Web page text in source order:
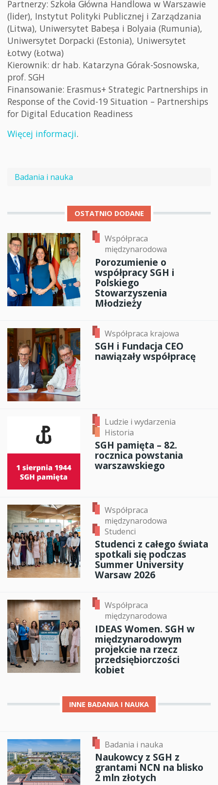
Partnerzy: Szkoła Główna Handlowa w Warszawie
(lider), Instytut Polityki Publicznej i Zarządzania
(Litwa), Uniwersytet Babeșa i Bolyaia (Rumunia),
Uniwersytet Dorpacki (Estonia), Uniwersytet
Łotwy (Łotwa)
Kierownik: dr hab. Katarzyna Górak-Sosnowska,
prof. SGH
Finansowanie: Erasmus+ Strategic Partnerships in
Response of the Covid-19 Situation – Partnerships
for Digital Education Readiness
Więcej informacji.
Badania i nauka
OSTATNIO DODANE
Współpraca
międzynarodowa
Porozumienie o
współpracy SGH i
Polskiego
Stowarzyszenia
Młodzieży
Współpraca krajowa
SGH i Fundacja CEO
nawiązały współpracę
Ludzie i wydarzenia
Historia
SGH pamięta – 82.
rocznica powstania
warszawskiego
Współpraca
międzynarodowa
Studenci
Studenci z całego świata
spotkali się podczas
Summer University
Warsaw 2026
Współpraca
międzynarodowa
IDEAS Women. SGH w
międzynarodowym
projekcie na rzecz
przedsiębiorczości
kobiet
INNE BADANIA I NAUKA
Badania i nauka
Naukowcy z SGH z
grantami NCN na blisko
2 mln złotych